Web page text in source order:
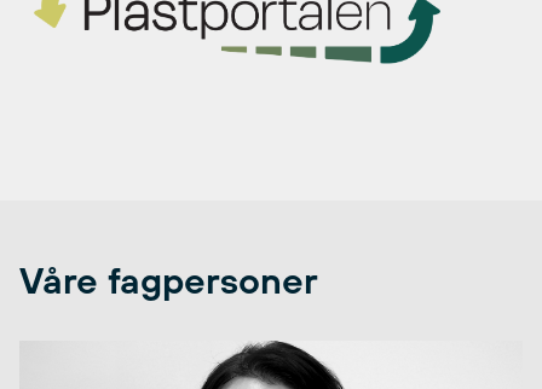
Våre fagpersoner